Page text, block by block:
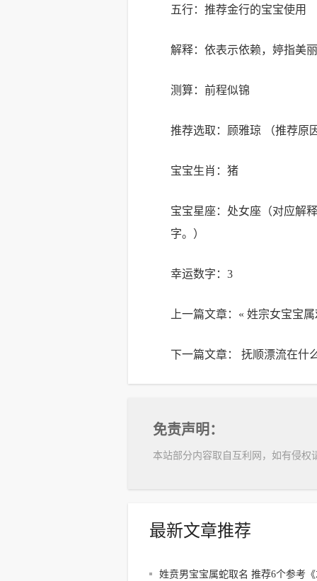
五行：推荐金行的宝宝使用
解释：依表示依赖，婷指美
测算：前程似锦
推荐选取：顾雅琼 （推荐原
宝宝生肖：猪
宝宝星座：处女座（对应解
字。）
幸运数字：3
上一篇文章：«姓宗女宝宝
下一篇文章：抚顺漂流在什
免责声明：
本站部分内容取自互利网，如有侵权
最新文章推荐
姓贲男宝宝属蛇取名 推荐6个参考